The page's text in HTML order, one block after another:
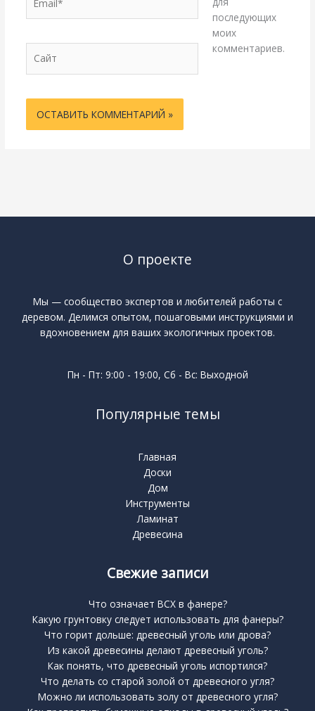
последующих
моих
комментариев.
О проекте
Мы — сообщество экспертов и любителей работы с
деревом. Делимся опытом, пошаговыми инструкциями и
вдохновением для ваших экологичных проектов.
Пн - Пт: 9:00 - 19:00, Сб - Вс: Выходной
Популярные темы
Главная
Доски
Дом
Инструменты
Ламинат
Древесина
Свежие записи
Что означает BCX в фанере?
Какую грунтовку следует использовать для фанеры?
Что горит дольше: древесный уголь или дрова?
Из какой древесины делают древесный уголь?
Как понять, что древесный уголь испортился?
Что делать со старой золой от древесного угля?
Можно ли использовать золу от древесного угля?